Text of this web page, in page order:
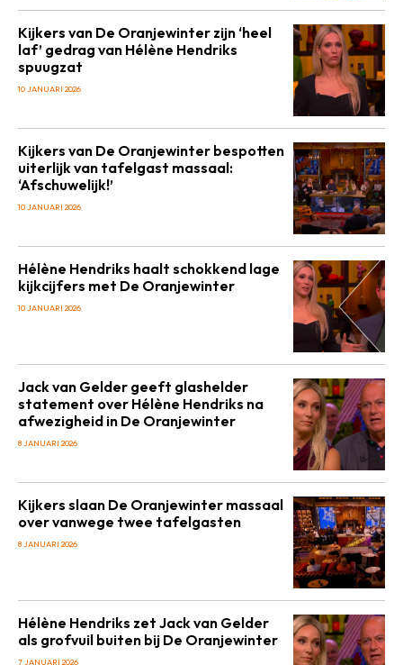
Kijkers van De Oranjewinter zijn ‘heel
laf’ gedrag van Hélène Hendriks
spuugzat
10 JANUARI 2026
Kijkers van De Oranjewinter bespotten
uiterlijk van tafelgast massaal:
‘Afschuwelijk!’
10 JANUARI 2026
Hélène Hendriks haalt schokkend lage
kijkcijfers met De Oranjewinter
10 JANUARI 2026
Jack van Gelder geeft glashelder
statement over Hélène Hendriks na
afwezigheid in De Oranjewinter
8 JANUARI 2026
Kijkers slaan De Oranjewinter massaal
over vanwege twee tafelgasten
8 JANUARI 2026
Hélène Hendriks zet Jack van Gelder
als grofvuil buiten bij De Oranjewinter
7 JANUARI 2026